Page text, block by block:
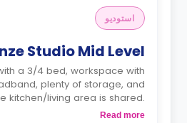
استوديو
Studio Mid Level
a 3/4 bed, workspace with
plenty of storage, and
kitchen/living area is shared.
on the 1st or the 2nd floor.
Read more